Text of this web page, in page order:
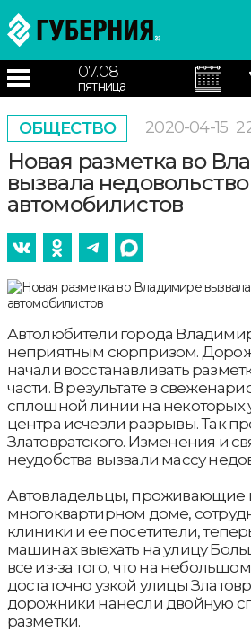
07.08
пятница
ОБЩЕСТВО 2020-04-15
Новая разметка во
вызвала недовольство
автомобилистов
Автолюбители города
неприятным сюрпризом.
начали восстанавливать
части. В результате в
сплошной линии на некоторых
центра исчезли разрывы. Так
Златовратского. Изменения и
неудобства вызвали массу
Автовладельцы, проживающие
многоквартирном доме,
клиники и ее посетители,
машинах выехать на улицу
все из-за того, что на небольшом
достаточно узкой улицы
дорожники нанесли двойную
разметки.